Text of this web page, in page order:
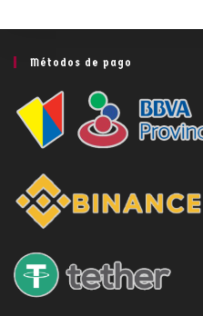
Métodos de pago